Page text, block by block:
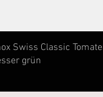
Schnellansicht
Swiss Classic
grün